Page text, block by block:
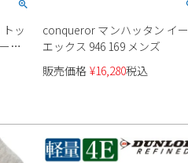
トッ
フ
conqueror マンハッタン イー
エックス 946 169 メンズ
販売価格 ¥16,280税込